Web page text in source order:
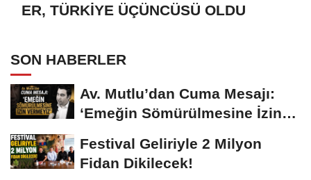
ER, TÜRKİYE ÜÇÜNCÜSÜ OLDU
SON HABERLER
Av. Mutlu’dan Cuma Mesajı:
‘Emeğin Sömürülmesine İzin
Festival Geliriyle 2 Milyon
Fidan Dikilecek!